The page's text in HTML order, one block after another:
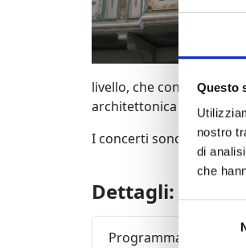
Questo
nostro
di
che
livello, che consentono
architettonica insieme.
I concerti sono ad
Dettagli:
Programma completo